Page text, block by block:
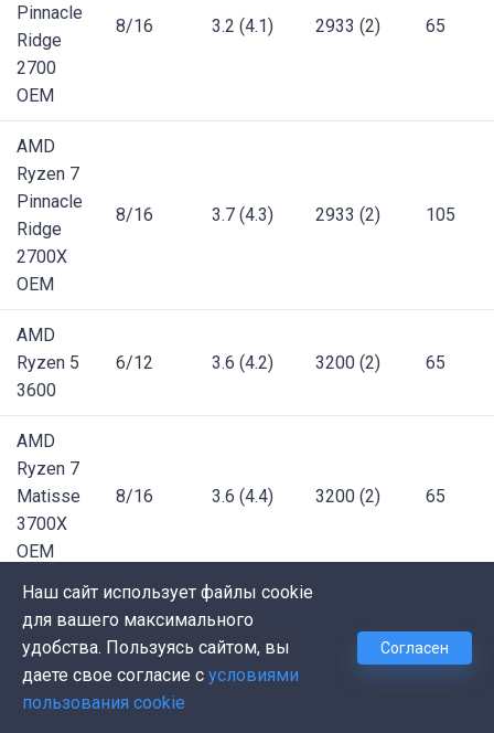
Pinnacle
Ridge
2700
OEM
8/16 3.2 (4.1) 2933 (2) 65
AMD
Ryzen 7
Pinnacle
Ridge
2700X
OEM
8/16 3.7 (4.3) 2933 (2) 105
AMD
Ryzen 5
3600
6/12 3.6 (4.2) 3200 (2) 65
AMD
Ryzen 7
Matisse
3700X
OEM
8/16 3.6 (4.4) 3200 (2) 65
AMD
Ryzen 9
Matisse
3900
OEM
12/24 3.1 (4.3) 3200 (2) 65
Наш сайт использует файлы cookie
для вашего максимального
удобства. Пользуясь сайтом, вы
даете свое согласие с условиями
пользования cookie
Согласен